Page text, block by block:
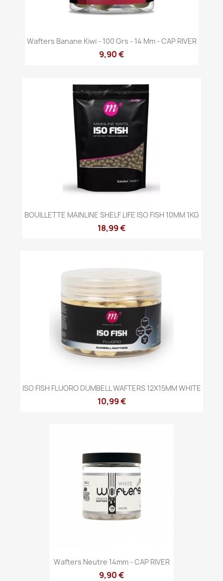
Wafters Banane Kiwi - 100 Grs - 14 Mm - CAP RIVER
9,90 €
BOUILLETTE MAINLINE SHELF LIFE ISO FISH 10MM 1KG
18,99 €
ISO FISH FLUORO DUMBELL WAFTERS 12X15MM WHITE
10,99 €
Wafters Neutre 14mm - CAP RIVER
9,90 €